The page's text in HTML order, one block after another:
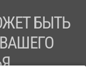
БЫТЬ